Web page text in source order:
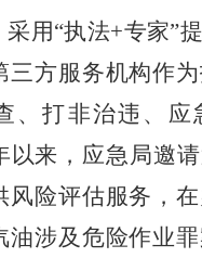
采用“执法+专家”
三方服务机构作
、打非治违、应
以来，应急局邀
风险评估服务，
油涉及危险作业